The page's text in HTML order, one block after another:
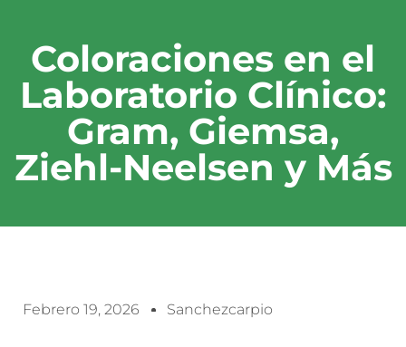
Coloraciones en el
Laboratorio Clínico:
Gram, Giemsa,
Ziehl-Neelsen y Más
Febrero 19, 2026 Sanchezcarpio